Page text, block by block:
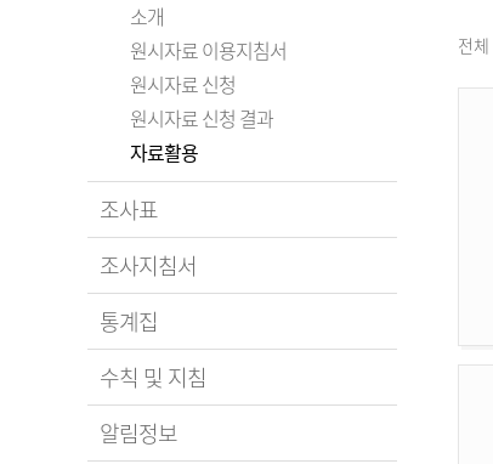
소개
원시자료 이용지침서
원시자료 신청
원시자료 신청 결과
자료활용
조사표
조사지침서
통계집
수칙 및 지침
알림정보
전체